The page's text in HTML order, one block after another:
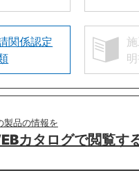
関係認定
製品の情報を
カタログで閲覧す